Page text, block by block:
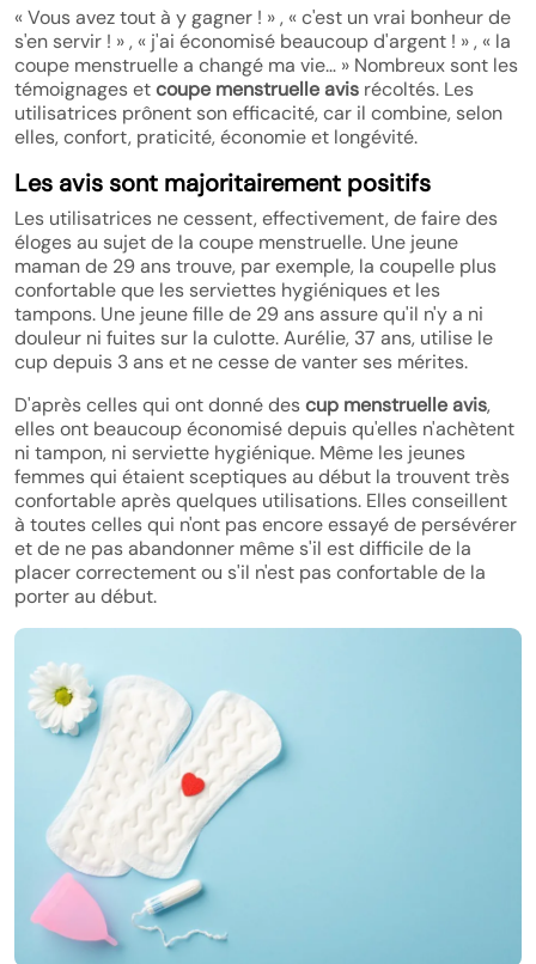
« Vous avez tout à y gagner ! » , « c'est un vrai bonheur de
s'en servir ! » , « j'ai économisé beaucoup d'argent ! » , « la
coupe menstruelle a changé ma vie… » Nombreux sont les
témoignages etcoupe menstruelle avis récoltés. Les
utilisatrices prônent son efficacité, car il combine, selon
elles, confort, praticité, économie et longévité.
Les avis sont majoritairement positifs
Les utilisatrices ne cessent, effectivement, de faire des
éloges au sujet de la coupe menstruelle. Une jeune
maman de 29 ans trouve, par exemple, la coupelle plus
confortable que les serviettes hygiéniques et les
tampons. Une jeune fille de 29 ans assure qu'il n'y a ni
douleur ni fuites sur la culotte. Aurélie, 37 ans, utilise le
cup depuis 3 ans et ne cesse de vanter ses mérites.
D'après celles qui ont donné descup menstruelle avis,
elles ont beaucoup économisé depuis qu'elles n'achètent
ni tampon, ni serviette hygiénique. Même les jeunes
femmes qui étaient sceptiques au début la trouvent très
confortable après quelques utilisations. Elles conseillent
à toutes celles qui n'ont pas encore essayé de persévérer
et de ne pas abandonner même s'il est difficile de la
placer correctement ou s'il n'est pas confortable de la
porter au début.